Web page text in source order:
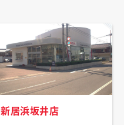
新居浜坂井店